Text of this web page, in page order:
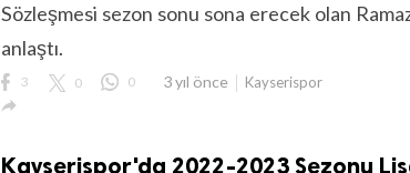
Sözleşmesi sezon sonu sona erecek olan
anlaştı.
3 0 0 3 yıl önce Kayserispor

Kayserispor'da 2022-2023 Sezonu